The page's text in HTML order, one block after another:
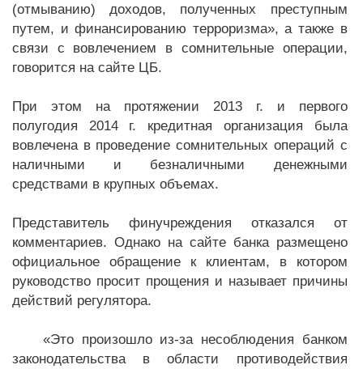
(отмыванию) доходов, полученных преступным
путем, и финансированию терроризма», а также в
связи с вовлечением в сомнительные операции,
говорится на сайте ЦБ.
При этом на протяжении 2013 г. и первого
полугодия 2014 г. кредитная организация была
вовлечена в проведение сомнительных операций с
наличными и безналичными денежными
средствами в крупных объемах.
Представитель финучреждения отказался от
комментариев. Однако на сайте банка размещено
официальное обращение к клиентам, в котором
руководство просит прощения и называет причины
действий регулятора.
«Это произошло из-за несоблюдения банком
законодательства в области противодействия